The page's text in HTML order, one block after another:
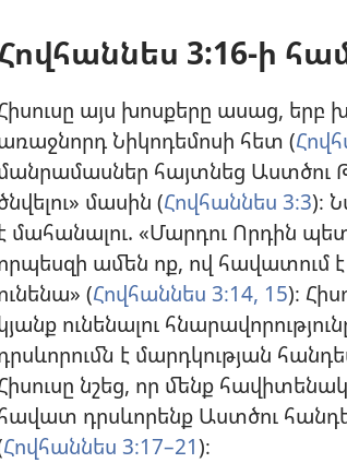
3:16-ի
այս խոսքերը ասաց, երբ
Նիկոդեմոսի հետ (
հայտնեց Աստծու
մասին (Հովհաննես 3։3)։
մահանալու. «Մարդու Որդին
ամեն ոք, ով հավատում
(Հովհաննես 3։14, 15)։
ունենալու
է մարդկության
նշեց, որ մենք
դրսևորենք Աստծու
Հովհաննես 3։17–21)։